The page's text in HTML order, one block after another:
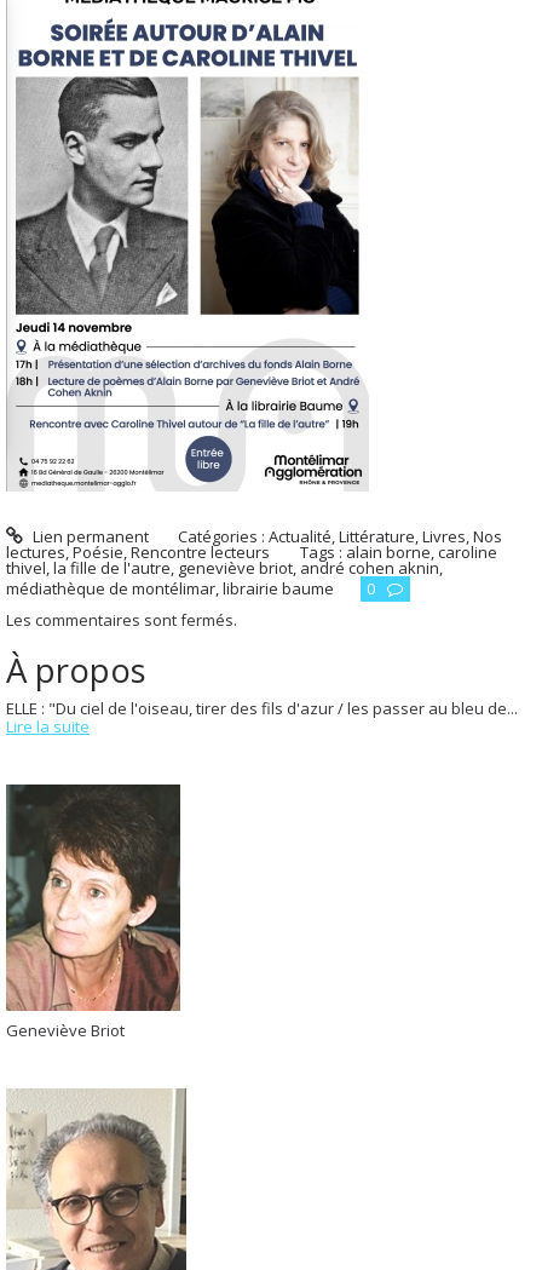
Lien permanent Catégories :Actualité,Littérature,Livres,Nos
lectures,Poésie,Rencontre lecteurs Tags : alain borne,caroline
thivel,la fille de l'autre, geneviève briot, andré cohen aknin,
médiathèque de montélimar,librairie baume
0
Les commentaires sont fermés.
À propos
ELLE : "Du ciel de l'oiseau, tirer des fils d'azur / les passer au bleu de...
Lire la suite
Geneviève Briot